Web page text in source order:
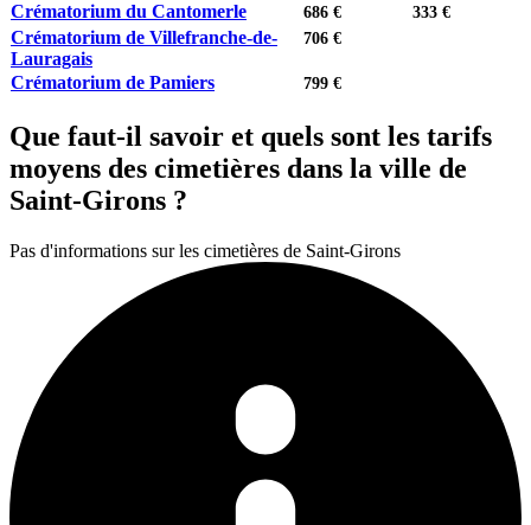
Crématorium du Cantomerle
686 € 333 €
Crématorium de Villefranche-de-
Lauragais
706 €
Crématorium de Pamiers 799 €
Que faut-il savoir et quels sont les tarifs
moyens des cimetières dans la ville de
Saint-Girons ?
Pas d'informations sur les cimetières de Saint-Girons